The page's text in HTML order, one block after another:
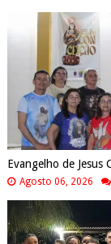
Evangelho de Jesus
Agosto 06, 2026